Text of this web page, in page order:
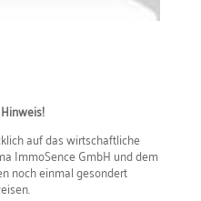
auf das wirtschaftliche
ImmoSence GmbH und dem
noch einmal gesondert